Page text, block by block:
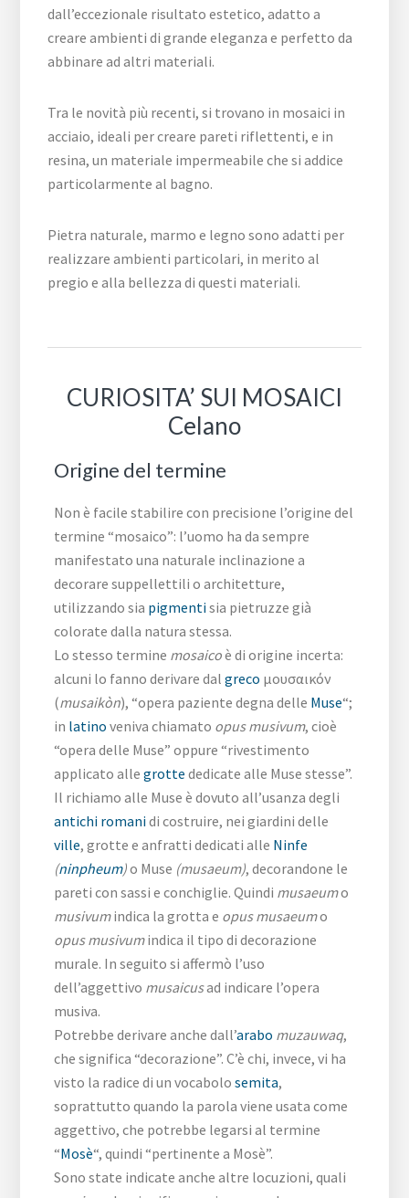
dall’eccezionale risultato estetico, adatto a
creare ambienti di grande eleganza e perfetto da
abbinare ad altri materiali.
Tra le novità più recenti, si trovano in mosaici in
acciaio, ideali per creare pareti riflettenti, e in
resina, un materiale impermeabile che si addice
particolarmente al bagno.
Pietra naturale, marmo e legno sono adatti per
realizzare ambienti particolari, in merito al
pregio e alla bellezza di questi materiali.
CURIOSITA’ SUI MOSAICI
Celano
Origine del termine
Non è facile stabilire con precisione l’origine del
termine “mosaico”: l’uomo ha da sempre
manifestato una naturale inclinazione a
decorare suppellettili o architetture,
utilizzando sia pigmentisia pietruzze già
colorate dalla natura stessa.
Lo stesso termine mosaicoè di origine incerta:
alcuni lo fanno derivare dalgreco μουσαικόν
(musaikòn), “opera paziente degna delle Muse“;
in latino veniva chiamato opus musivum, cioè
“opera delle Muse” oppure “rivestimento
applicato allegrotte dedicate alle Muse stesse”.
Il richiamo alle Muse è dovuto all’usanza degli
antichi romanidi costruire, nei giardini delle
ville, grotte e anfratti dedicati alle Ninfe
(ninpheum)o Muse (musaeum), decorandone le
pareti con sassi e conchiglie. Quindi musaeumo
musivumindica la grotta e opus musaeumo
opus musivumindica il tipo di decorazione
murale. In seguito si affermò l’uso
dell’aggettivo musaicusad indicare l’opera
musiva.
Potrebbe derivare anche dall’arabo muzauwaq,
che significa “decorazione”. C’è chi, invece, vi ha
visto la radice di un vocabolosemita,
soprattutto quando la parola viene usata come
aggettivo, che potrebbe legarsi al termine
“Mosè“, quindi “pertinente a Mosè”.
Sono state indicate anche altre locuzioni, quali